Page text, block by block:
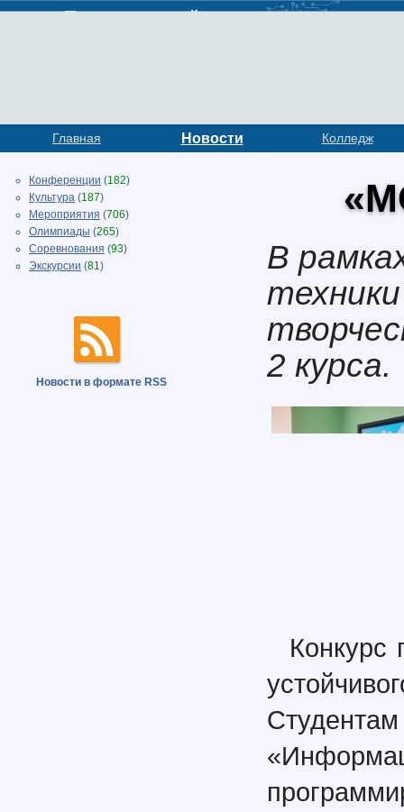
Главная Новости Колледж
Конференции (182)
Культура (187)
Мероприятия (706)
Олимпиады (265)
Соревнования (93)
Экскурсии (81)
Новости в формате RSS
В
2 курса.
Конкурс